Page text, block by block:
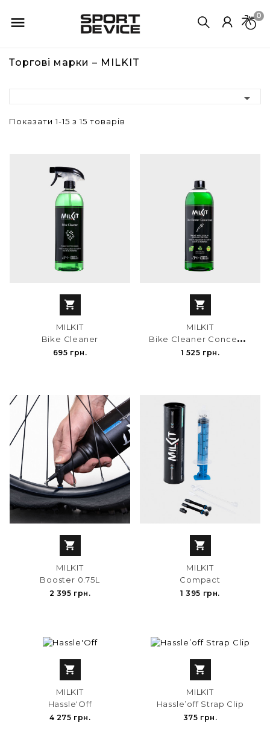
 0
Торгові марки – MILKIT

Показати 1-15 з 15 товарів

MILKIT
Bike Cleaner
695 грн.

MILKIT
B
ike Cleaner Concentrate
1 525 грн.

MILKIT
Booster 0.75L
2 395 грн.

MILKIT
Compact
1 395 грн.

MILKIT
Hassle'Off
4 275 грн.

MILKIT
Hassle’off Strap Clip
375 грн.